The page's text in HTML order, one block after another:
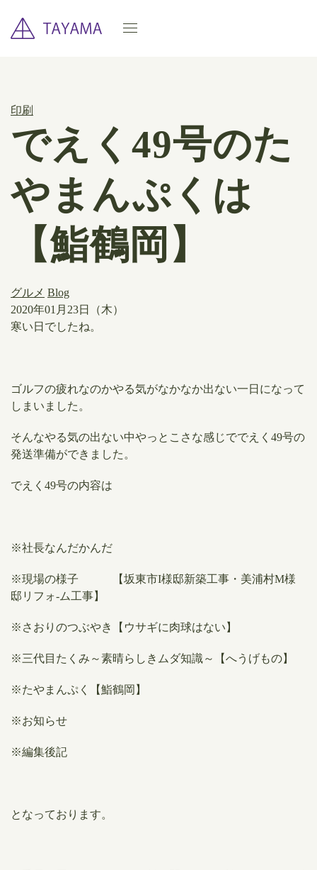
印刷
でえく49号のた
やまんぷくは
【鮨鶴岡】
グルメ Blog
2020年01月23日（木）
​寒い日でしたね。
ゴルフの疲れなのかやる気がなかなか出ない一日になって
しまいました。
​そんなやる気の出ない中やっとこさな感じででえく49号の
発送準備ができました。
でえく49号の内容は
※社長なんだかんだ
※現場の様子 【坂東市I様邸新築工事・美浦村M様
邸リフォ-ム工事】
※さおりのつぶやき【ウサギに肉球はない】
※三代目たくみ～素晴らしきムダ知識～【へうげもの】
※たやまんぷく【鮨鶴岡】
※お知らせ
※編集後記
となっております。